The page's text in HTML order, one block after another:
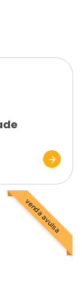
venda avulsa